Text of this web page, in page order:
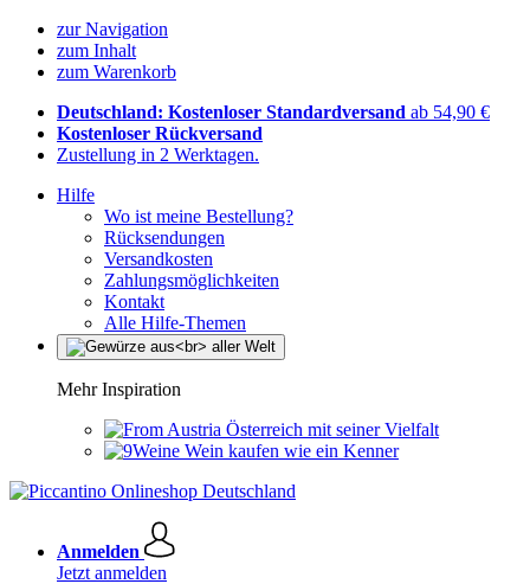
zur Navigation
zum Inhalt
zum Warenkorb
Deutschland: Kostenloser Standardversand ab 54,90 €
Kostenloser Rückversand
Zustellung in 2 Werktagen.
Hilfe
Wo ist meine Bestellung?
Rücksendungen
Versandkosten
Zahlungsmöglichkeiten
Kontakt
Alle Hilfe-Themen
Mehr Inspiration
Österreich mit seiner Vielfalt
Wein kaufen wie ein Kenner
Anmelden
Jetzt anmelden